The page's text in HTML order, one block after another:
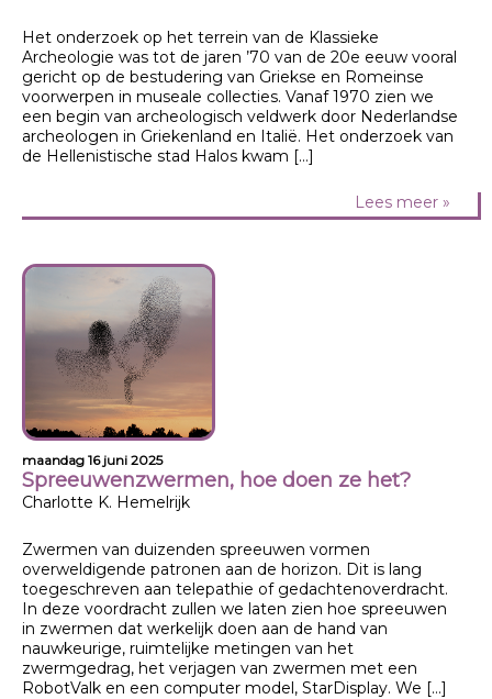
Het onderzoek op het terrein van de Klassieke
Archeologie was tot de jaren ’70 van de 20e eeuw vooral
gericht op de bestudering van Griekse en Romeinse
voorwerpen in museale collecties. Vanaf 1970 zien we
een begin van archeologisch veldwerk door Nederlandse
archeologen in Griekenland en Italië. Het onderzoek van
de Hellenistische stad Halos kwam […]
Lees meer »
maandag 16 juni 2025
Spreeuwenzwermen, hoe doen ze het?
Charlotte K. Hemelrijk
Zwermen van duizenden spreeuwen vormen
overweldigende patronen aan de horizon. Dit is lang
toegeschreven aan telepathie of gedachtenoverdracht.
In deze voordracht zullen we laten zien hoe spreeuwen
in zwermen dat werkelijk doen aan de hand van
nauwkeurige, ruimtelijke metingen van het
zwermgedrag, het verjagen van zwermen met een
RobotValk en een computer model, StarDisplay. We […]